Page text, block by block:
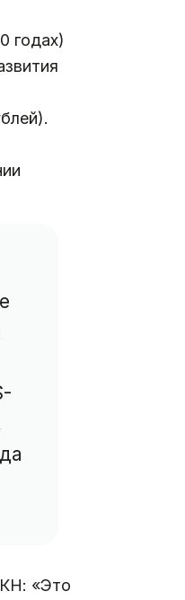
годах)
«Это